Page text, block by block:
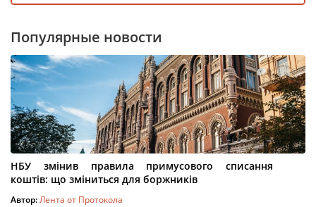
Популярные новости
НБУ змінив правила примусового списання
коштів: що зміниться для боржників
Автор:Лента от Протокола